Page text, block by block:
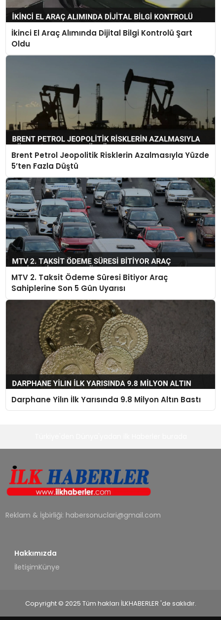
İkinci El Araç Alımında Dijital Bilgi Kontrolü Şart
Oldu
Brent Petrol Jeopolitik Risklerin Azalmasıyla Yüzde
5’ten Fazla Düştü
MTV 2. Taksit Ödeme Süresi Bitiyor Araç
Sahiplerine Son 5 Gün Uyarısı
Darphane Yilın İlk Yarısında 9.8 Milyon Altın Bastı
Reklam & İşbirliği: habersonuclari@gmail.com
Hakkımızda
İletişimKünye
Copyright © 2025 Tüm hakları İLKHABERLER 'de saklıdır.